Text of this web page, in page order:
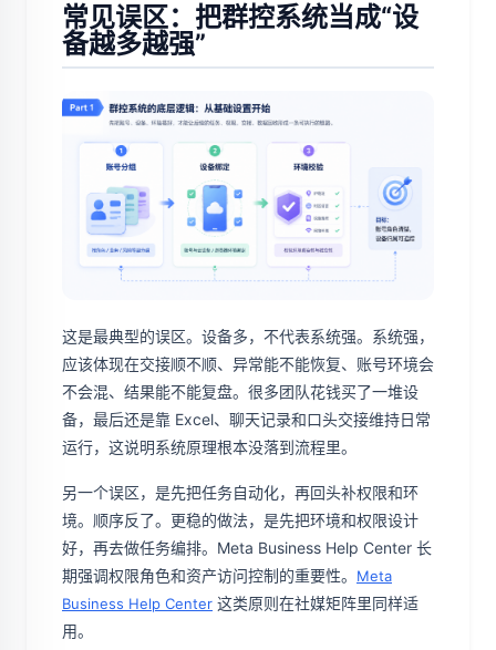
常见误区：把群控系统当成“设
备越多越强”
这是最典型的误区。设备多，不代表系统强。系统强，
应该体现在交接顺不顺、异常能不能恢复、账号环境会
不会混、结果能不能复盘。很多团队花钱买了一堆设
备，最后还是靠 Excel、聊天记录和口头交接维持日常
运行，这说明系统原理根本没落到流程里。
另一个误区，是先把任务自动化，再回头补权限和环
境。顺序反了。更稳的做法，是先把环境和权限设计
好，再去做任务编排。Meta Business Help Center 长
期强调权限角色和资产访问控制的重要性。 Meta
Business Help Center 这类原则在社媒矩阵里同样适
用。